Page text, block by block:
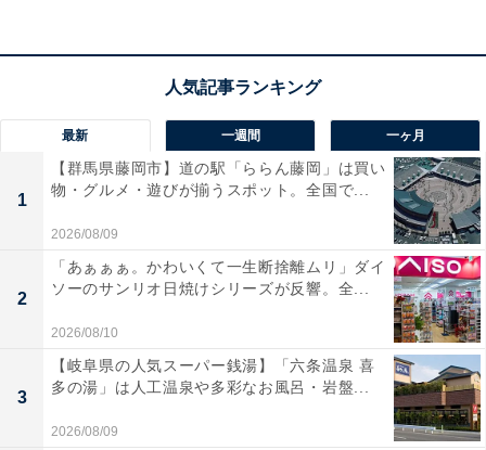
た」という声があがっています。青い海を眺めながらリ
なで遊び尽くしたい人におすすめの宿です。
最新 一週間 一ヶ月
1
【群馬県藤岡市】道の駅「ららん藤岡」は買い
物・グルメ・遊びが揃うスポット。全国で...
2026/08/09
2
「あぁぁぁ。かわいくて一生断捨離ムリ」ダイ
ソーのサンリオ日焼けシリーズが反響。全...
2026/08/10
3
【岐阜県の人気スーパー銭湯】「六条温泉 喜
多の湯」は人工温泉や多彩なお風呂・岩盤...
2026/08/09